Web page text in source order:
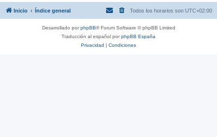
Inicio Índice general Todos los horarios son UTC+02:00
Desarrollado porphpBB® Forum Software © phpBB Limited
Traducción al español porphpBB España
Privacidad | Condiciones